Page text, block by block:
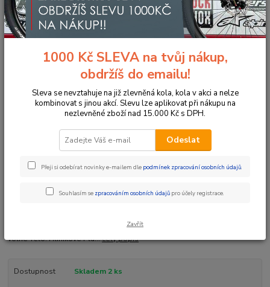
Úvod Komponenty na kolo Pedály MTB / Enduro / Trail
EXUSTAR
PEDÁLY PB525
EXUSTAR PEDÁLY PB525
Ohodnotit produkt
černé
Tělo 6061 hliník, CNC obráběné, eloxované, vyměnitelné piny.Osa CNC
BMX Barva: černá Váha: 366g Rozměry: 103x100mm Typ: SPORT Systém:
volné Tělo: Hliníkové Pla...celý popis
Dostupnost Skladem 2 ks
1000 Kč SLEVA na tvůj nákup,
obdržíš do emailu!
Sleva se nevztahuje na již zlevněná kola, kola v akci a nelze
kombinovat s jinou akcí. Slevu lze aplikovat při nákupu na
nezlevněné zboží nad 15.000 Kč s DPH.
Odeslat
Přeji si odebírat novinky e-mailem dle podmínek zpracování osobních údajů.
Souhlasím se zpracováním osobních údajů pro účely registrace.
Zavřít